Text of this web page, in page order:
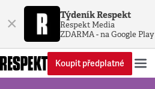
× Týdeník Respekt
Respekt Media
ZDARMA - na Google Play
Koupit předplatné